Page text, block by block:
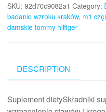
SKU: 92d70c9082a1 Category:
badanie wzroku kraków, m1
damskie tommy hilfiger
DESCRIPTION
Suplement dietySkładniki